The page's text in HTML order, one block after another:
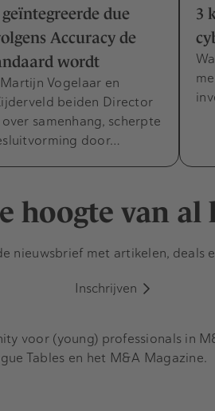
due
Accuracy de
wordt
Vogelaar en
beiden Director
samenhang, scherpte
door…
3
hoogte van al
nieuwsbrief met artikelen, deals
Inschrijven
voor (young) professionals in
Tables en het M&A Magazine.